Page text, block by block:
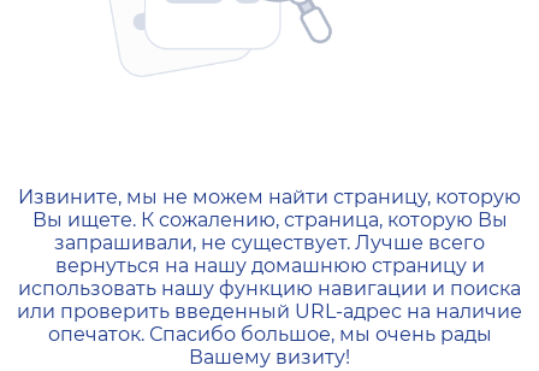
404 — Страница не
Извините, мы не можем найти страницу, которую
Вы ищете. К сожалению, страница, которую Вы
запрашивали, не существует. Лучше всего
вернуться на нашу домашнюю страницу и
использовать нашу функцию навигации и поиска
или проверить введенный URL-адрес на наличие
опечаток. Спасибо большое, мы очень рады
Вашему визиту!